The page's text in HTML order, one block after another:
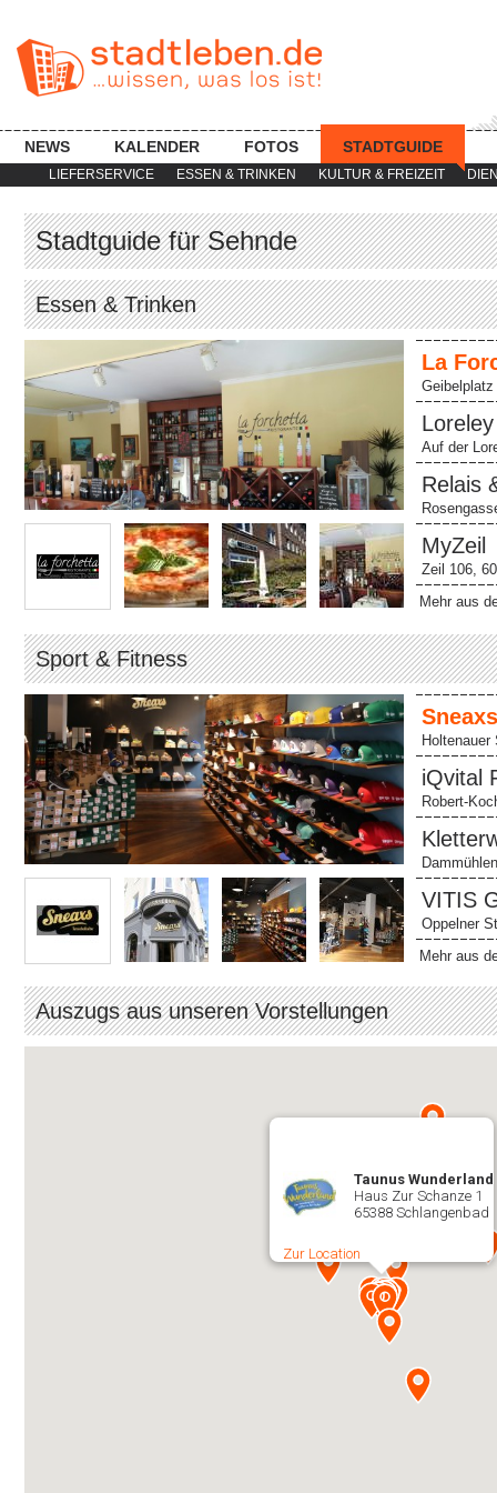
LIEFERSERVICE ESSEN & TRINKEN KULTUR & FREIZEIT
NEWS KALENDER FOTOS STADTGUIDE
Stadtguide für Sehnde
Essen & Trinken
La
Auf der
Relais
MyZeil
Zeil 106,
Mehr aus
Sport & Fitness
iQvital
Robert-
VITIS
Oppelner
Mehr aus
Auszugs aus unseren Vorstellungen
Taunus Wunderland
Haus Zur Schanze 1
65388 Schlangenbad
Zur Location